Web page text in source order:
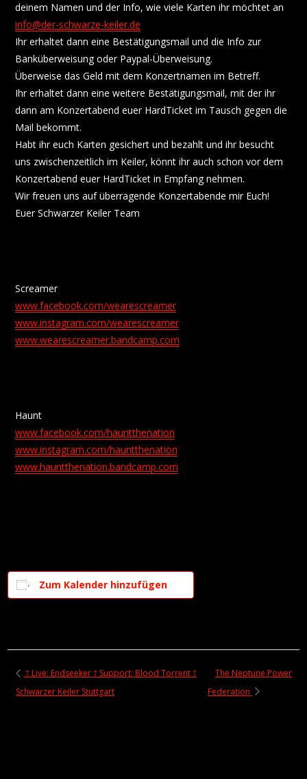
deinem Namen und der Info, wie viele Karten ihr möchtet an
info@der-schwarze-keiler.de
Ihr erhaltet dann eine Bestätigungsmail und die Info zur
Banküberweisung oder Paypal-Überweisung.
Überweise das Geld mit dem Konzertnamen im Betreff.
Ihr erhaltet dann eine weitere Bestätigungsmail, mit der ihr
dann am Konzertabend euer HardTicket im Tausch gegen die
Mail bekommt.
Habt ihr euch Karten gesichert und bezahlt und ihr besucht
uns zwischenzeitlich im Keiler, könnt ihr auch schon vor dem
Konzertabend euer HardTicket in Empfang nehmen.
Wir freuen uns auf überragende Konzertabende mir Euch!
Euer Schwarzer Keiler Team
Screamer
www.facebook.com/wearescreamer
www.instagram.com/wearescreamer
www.wearescreamer.bandcamp.com
Haunt
www.facebook.com/hauntthenation
www.instagram.com/hauntthenation
www.hauntthenation.bandcamp.com
Zum Kalender hinzufügen
† Live: Endseeker † Support: Blood Torrent †
Schwarzer Keiler Stuttgart
The Neptune Power
Federation